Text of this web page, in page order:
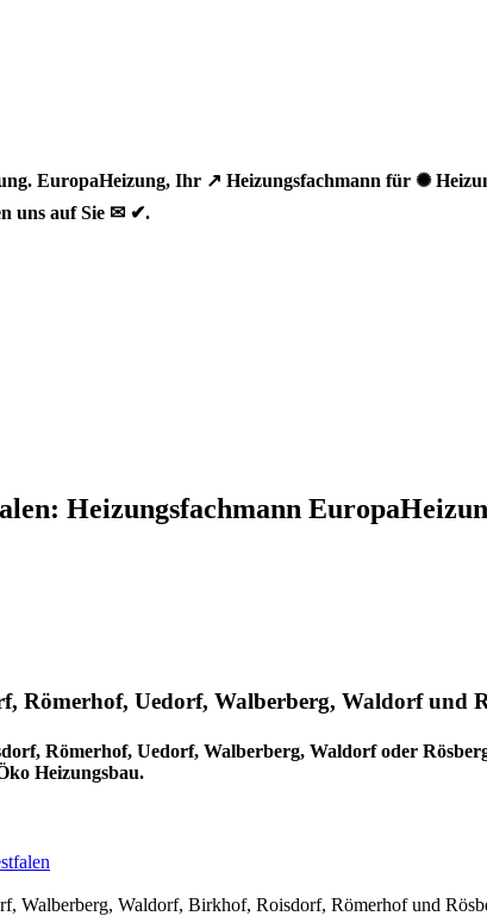
EuropaHeizung, Ihr ↗️ Heizungsfachmann für ✺
uns auf Sie ✉ ✔.
Heizungsfachmann
Uedorf, Walberberg, Waldorf und
Römerhof, Uedorf, Walberberg, Waldorf oder
Heizungsbau.
Walberberg, Waldorf, Birkhof, Roisdorf, Römerhof und